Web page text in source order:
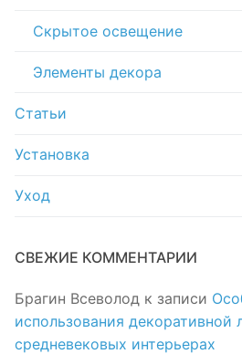
Скрытое освещение
Элементы декора
Статьи
Установка
Уход
СВЕЖИЕ КОММЕНТАРИИ
Брагин Всеволод к записи
использования декоративной
средневековых интерьерах